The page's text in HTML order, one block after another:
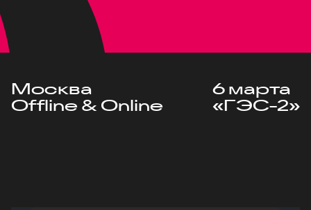
Москва
Offline & Online
6 марта
«ГЭС-2»